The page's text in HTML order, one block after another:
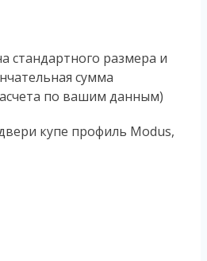
стандартного размера и
сумма
по вашим данным)
купе профиль Modus,